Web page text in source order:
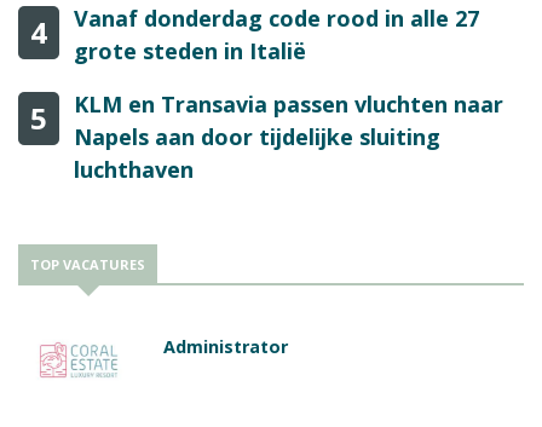
4
Vanaf donderdag code rood in alle 27
grote steden in Italië
5
KLM en Transavia passen vluchten naar
Napels aan door tijdelijke sluiting
luchthaven
TOP VACATURES
Administrator